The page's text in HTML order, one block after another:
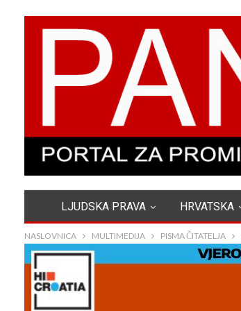
LJUDSKA PRAVA HRVATSKA
NASLOVNICA MULTIMEDIJA PISMA ČITATELJA